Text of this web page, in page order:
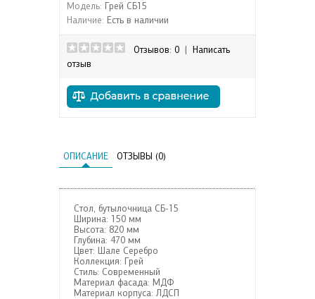
Модель: Грей СБ15
Наличие: Есть в наличии
Отзывов: 0
Написать
отзыв
ОПИСАНИЕ ОТЗЫВЫ (0)
Стол, бутылочница СБ-15
Ширина: 150 мм
Высота: 820 мм
Глубина: 470 мм
Цвет: Шале Серебро
Коллекция: Грей
Стиль: Современный
Материал фасада: МДФ
Материал корпуса: ЛДСП